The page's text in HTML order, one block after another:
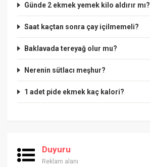
Günde 2 ekmek yemek kilo aldırır mı?
Saat kaçtan sonra çay içilmemeli?
Baklavada tereyağ olur mu?
Nerenin sütlacı meşhur?
1 adet pide ekmek kaç kalori?
Duyuru
Reklam alanı